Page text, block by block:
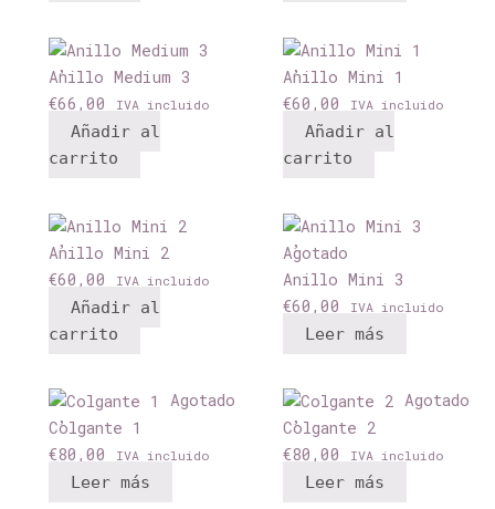
Anillo Medium 3
€66,00 IVA incluido
Añadir al
carrito
Anillo Mini 1
€60,00 IVA incluido
Añadir al
carrito
Anillo Mini 2
€60,00 IVA incluido
Añadir al
carrito
Agotado
Anillo Mini 3
€60,00 IVA incluido
Leer más
Agotado
Colgante 1
€80,00 IVA incluido
Leer más
Agotado
Colgante 2
€80,00 IVA incluido
Leer más